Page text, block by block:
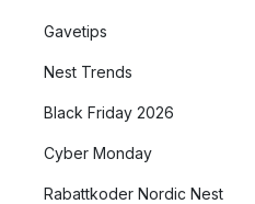
Gavetips
Nest Trends
Black Friday 2026
Cyber Monday
Rabattkoder Nordic Nest